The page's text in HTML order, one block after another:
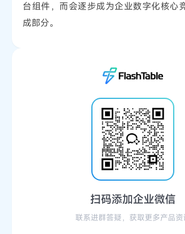
台组件，而会逐步成为企业数字化核心
成部分。
扫码添加企业微信
联系进群答疑，获取更多产品资